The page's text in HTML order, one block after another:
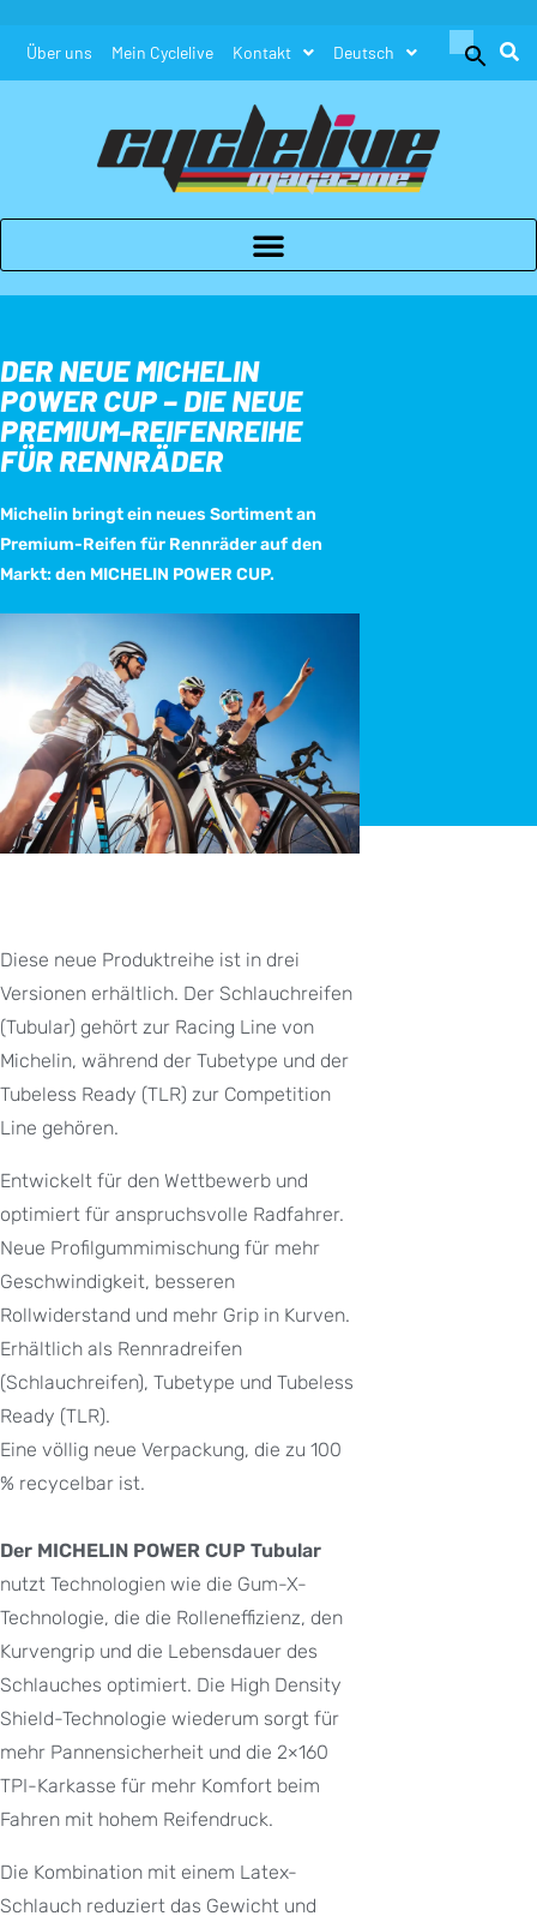
Über uns Mein Cyclelive Kontakt Deutsch
Search
Search Button
DER NEUE MICHELIN
POWER CUP – DIE NEUE
PREMIUM-REIFENREIHE
FÜR RENNRÄDER
Michelin bringt ein neues Sortiment an
Premium-Reifen für Rennräder auf den
Markt: den MICHELIN POWER CUP.
Diese neue Produktreihe ist in drei
Versionen erhältlich. Der Schlauchreifen
(Tubular) gehört zur Racing Line von
Michelin, während der Tubetype und der
Tubeless Ready (TLR) zur Competition
Line gehören.
Entwickelt für den Wettbewerb und
optimiert für anspruchsvolle Radfahrer.
Neue Profilgummimischung für mehr
Geschwindigkeit, besseren
Rollwiderstand und mehr Grip in Kurven.
Erhältlich als Rennradreifen
(Schlauchreifen), Tubetype und Tubeless
Ready (TLR).
Eine völlig neue Verpackung, die zu 100
% recycelbar ist.
Der MICHELIN POWER CUP Tubular
nutzt Technologien wie die Gum-X-
Technologie, die die Rolleneffizienz, den
Kurvengrip und die Lebensdauer des
Schlauches optimiert. Die High Density
Shield-Technologie wiederum sorgt für
mehr Pannensicherheit und die 2×160
TPI-Karkasse für mehr Komfort beim
Fahren mit hohem Reifendruck.
Die Kombination mit einem Latex-
Schlauch reduziert das Gewicht und